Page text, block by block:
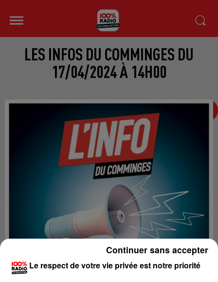
LES INFOS DU COMMINGES DU
17/04/2024 À 14H00
Le respect de votre vie privée est notre priorité
Continuer sans accepter